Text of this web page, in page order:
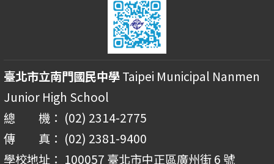
臺北市立南門國民中學Taipei Municipal Nanmen
Junior High School
總 機： (02) 2314-2775
傳 真： (02) 2381-9400
學校地址： 100057 臺北市中正區廣州街 6 號